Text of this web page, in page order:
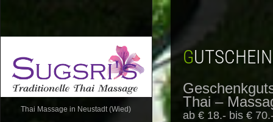
Thai Massage in Neustadt (Wied)
Thai –
ab € 18.- bis €